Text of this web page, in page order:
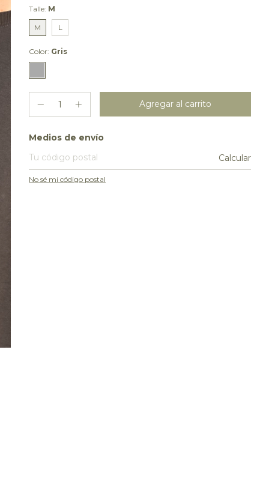
Talle: M
M L
Color: Gris
Entregas para el CP:
Medios de envío
Calcular
No sé mi código postal